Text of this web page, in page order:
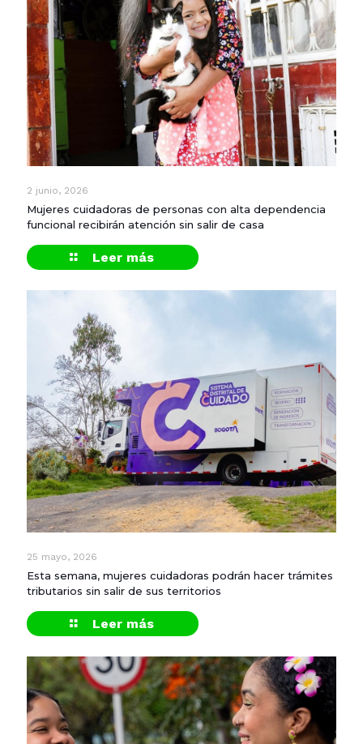
2 junio, 2026
Mujeres cuidadoras de personas con alta dependencia
funcional recibirán atención sin salir de casa
Leer más
25 mayo, 2026
Esta semana, mujeres cuidadoras podrán hacer trámites
tributarios sin salir de sus territorios
Leer más